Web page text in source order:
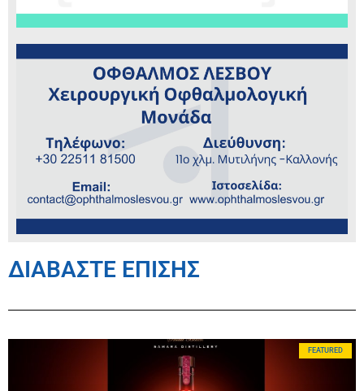
ΔΙΑΒΑΣΤΕ ΕΠΙΣΗΣ
FEATURED